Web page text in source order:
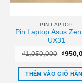
PIN LAPTOP
Pin Laptop Asus
UX31
₫1,050,000 Giá
là:
₫
THÊM VÀO GIỎ